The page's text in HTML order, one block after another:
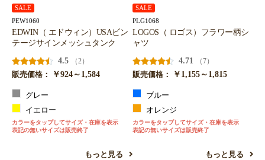
SALE
PEW1060
EDWIN（ エドウィン）USAビン
テージサインメッシュタンク
4.5
（2）
販売価格：
￥924～1,584
グレー
イエロー
カラーをタップしてサイズ・在庫を表示
表記の無いサイズは販売終了
もっと見る
SALE
PLG1068
LOGOS（ ロゴス）フラワー柄シ
ャツ
4.71
（7）
販売価格：
￥1,155～1,815
ブルー
オレンジ
カラーをタップしてサイズ・在庫を表示
表記の無いサイズは販売終了
もっと見る